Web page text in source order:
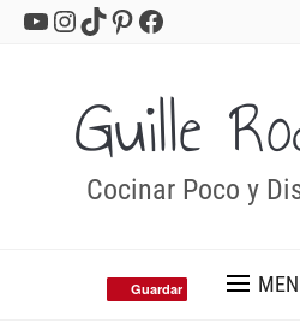
YouTube
Instagram
TikTok
Pinterest
Facebook
Guille
Cocinar Poco y
Guardar
Guardar